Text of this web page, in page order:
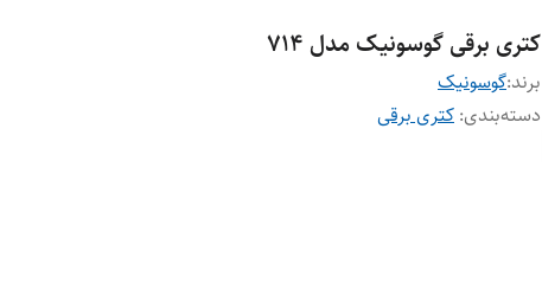
کتری برقی گوسونیک مدل 714
برند:گوسونیک
دسته‌بندی: کتری برقی